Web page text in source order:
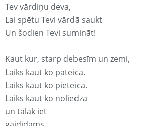
Tev vārdiņu deva,
Lai spētu Tevi vārdā saukt
Un šodien Tevi sumināt!
Kaut kur, starp debesīm un zemi,
Laiks kaut ko pateica.
Laiks kaut ko pieteica.
Laiks kaut ko noliedza
un tālāk iet